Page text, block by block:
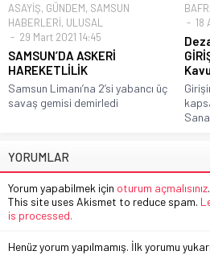
ASAYİŞ, GÜNDEM, SAMSUN
HABERLERİ, ULUSAL
29 Mart 2021 14:45
SAMSUN’DA ASKERİ
HAREKETLİLİK
Samsun Limanı’na 2’si yabancı üç
savaş gemisi demirledi
18
YORUMLAR
Yorum yapabilmek için oturum açmalısınız.
This site uses Akismet to reduce spam.
is processed.
Henüz yorum yapılmamış. İlk yorumu